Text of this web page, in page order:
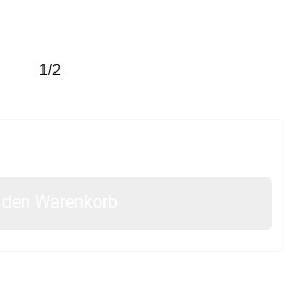
1/2